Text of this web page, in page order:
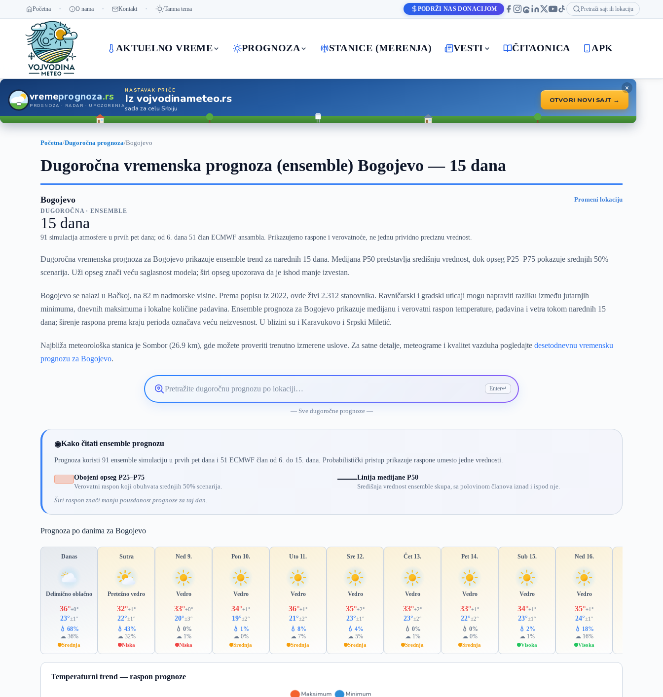
Početna O nama Kontakt Tamna tema PODRŽI NAS DONACIJOM Pretraži sajt ili lokaciju
AKTUELNO VREME PROGNOZA STANICE (MERENJA) VESTI ČITAONICA APK
vremeprognoza.rs
PROGNOZA · RADAR · UPOZORENJA
NASTAVAK PRIČE
Iz vojvodinameteo.rs
sada za celu Srbiju
OTVORI NOVI SAJT →
×
Početna/Dugoročna prognoza/Bogojevo
Dugoročna vremenska prognoza (ensemble) Bogojevo — 15 dana
Bogojevo Promeni lokaciju
DUGOROČNA · ENSEMBLE
15 dana
91 simulacija atmosfere u prvih pet dana; od 6. dana 51 član ECMWF ansambla. Prikazujemo raspone i verovatnoće, ne jednu prividno preciznu vrednost.
Dugoročna vremenska prognoza za Bogojevo prikazuje ensemble trend za narednih 15 dana. Medijana P50 predstavlja središnju vrednost, dok opseg P25–P75 pokazuje srednjih 50%
scenarija. Uži opseg znači veću saglasnost modela; širi opseg upozorava da je ishod manje izvestan.
Bogojevo se nalazi u Bačkoj, na 82 m nadmorske visine. Prema popisu iz 2022, ovde živi 2.312 stanovnika. Ravničarski i gradski uticaji mogu napraviti razliku između jutarnjih
minimuma, dnevnih maksimuma i lokalne količine padavina. Ensemble prognoza za Bogojevo prikazuje medijanu i verovatni raspon temperature, padavina i vetra tokom narednih 15
dana; širenje raspona prema kraju perioda označava veću neizvesnost. U blizini su i Karavukovo i Srpski Miletić.
Najbliža meteorološka stanica je Sombor (26.9 km), gde možete proveriti trenutno izmerene uslove. Za satne detalje, meteograme i kvalitet vazduha pogledajtedesetodnevnu vremensku
prognozu za Bogojevo.
Pretražite
lokaciju
Enter↵
— Sve dugoročne prognoze —
◉Kako čitati ensemble prognozu
Prognoza koristi 91 ensemble simulaciju u prvih pet dana i 51 ECMWF član od 6. do 15. dana. Probabilistički pristup prikazuje raspone umesto jedne vrednosti.
Obojeni opseg P25–P75
Verovatni raspon koji obuhvata srednjih 50% scenarija.
Linija medijane P50
Središnja vrednost ensemble skupa, sa polovinom članova iznad i ispod nje.
Širi raspon znači manju pouzdanost prognoze za taj dan.
Prognoza po danima za Bogojevo
Danas
Delimično oblačno
36°±0°
23°±1°
💧 68%
☁ 36%
Srednja
Sutra
Pretežno vedro
32°±1°
22°±1°
💧 43%
☁ 32%
Niska
Ned 9.
Vedro
33°±0°
20°±3°
💧 0%
☁ 1%
Niska
Pon 10.
Vedro
34°±1°
19°±2°
💧 1%
☁ 0%
Srednja
Uto 11.
Vedro
36°±1°
21°±2°
💧 8%
☁ 7%
Srednja
Sre 12.
Vedro
35°±2°
23°±1°
💧 4%
☁ 5%
Srednja
Čet 13.
Vedro
33°±2°
23°±2°
💧 0%
☁ 1%
Srednja
Pet 14.
Vedro
33°±1°
22°±2°
💧 0%
☁ 0%
Srednja
Sub 15.
Vedro
34°±1°
23°±1°
💧 2%
☁ 1%
Visoka
Ned 16.
Vedro
35°±1°
24°±1°
💧 18%
☁ 16%
Visoka
Temperaturni trend — raspon prognoze